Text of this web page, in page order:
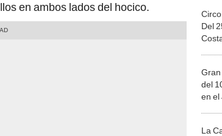
en ambos lados del hocico.
Del
Gran
del
en el
La